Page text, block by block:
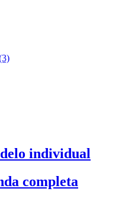
individual
completa